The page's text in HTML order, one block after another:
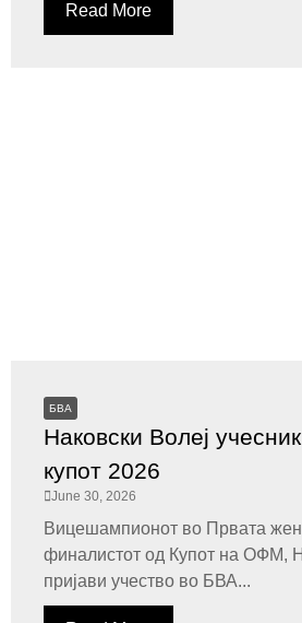
Read More
БВА
Наковски Волеј
купот 2026
June 30, 2026
Вицешампионот во Првата
финалистот од Купот на ОФМ,
пријави учество во БВА...